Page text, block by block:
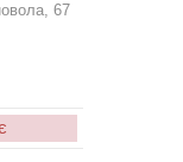
67